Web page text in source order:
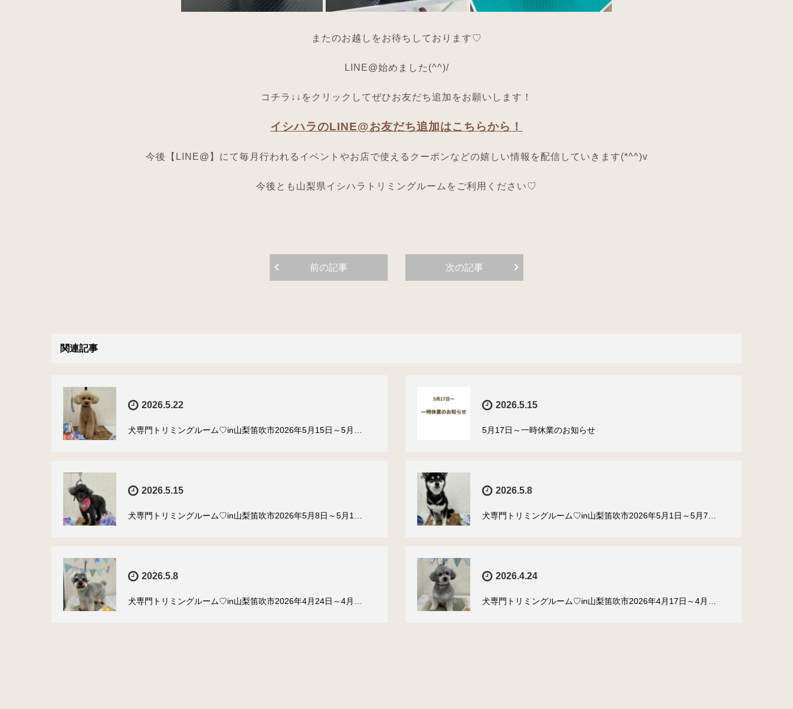
またのお越しをお待ちしております♡
LINE@始めました(^^)/
コチラ↓↓をクリックしてぜひお友だち追加をお願いします！
イシハラのLINE@お友だち追加はこちらから！
今後【LINE@】にて毎月行われるイベントやお店で使えるクーポンなどの嬉しい情報を配信していきます(*^^)v
今後とも山梨県イシハラトリミングルームをご利用ください♡
前の記事 次の記事
関連記事
2026.5.22
犬専門トリミングルーム♡in山梨笛吹市2026年5月15日～5月…
2026.5.15
5月17日～一時休業のお知らせ
2026.5.15
犬専門トリミングルーム♡in山梨笛吹市2026年5月8日～5月1…
2026.5.8
犬専門トリミングルーム♡in山梨笛吹市2026年5月1日～5月7…
2026.5.8
犬専門トリミングルーム♡in山梨笛吹市2026年4月24日～4月…
2026.4.24
犬専門トリミングルーム♡in山梨笛吹市2026年4月17日～4月…